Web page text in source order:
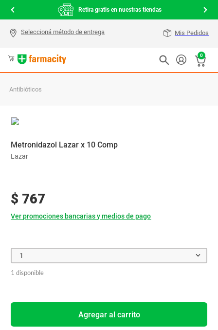
Retira gratis en nuestras tiendas
Mis Pedidos
0
Antibióticos
Metronidazol Lazar x 10 Comp
Lazar
$ 767
Ver promociones bancarias y medios de pago
1
1 disponible
Agregar al carrito